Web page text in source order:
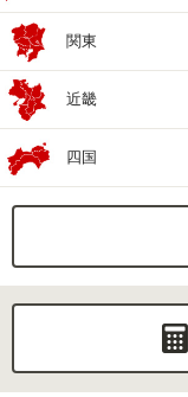
関東
近畿
四国